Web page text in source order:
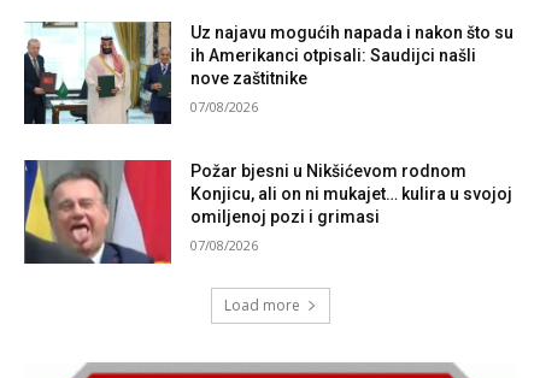
Uz najavu mogućih napada i nakon što su
ih Amerikanci otpisali: Saudijci našli
nove zaštitnike
07/08/2026
Požar bjesni u Nikšićevom rodnom
Konjicu, ali on ni mukajet… kulira u svojoj
omiljenoj pozi i grimasi
07/08/2026
Load more